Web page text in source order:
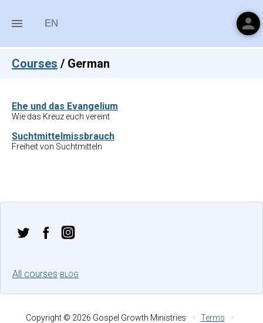
Courses / German
Ehe und das Evangelium
Wie das Kreuz euch vereint
Suchtmittelmissbrauch
Freiheit von Suchtmitteln
All courses BLOG
Copyright © 2026 Gospel Growth Ministries · Terms
·
menu EN person